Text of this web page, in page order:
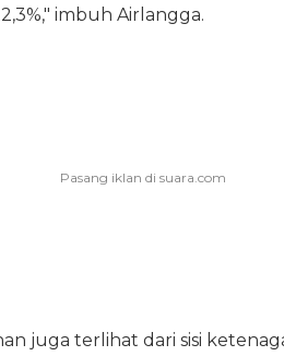
imbuh Airlangga.
juga terlihat dari sisi